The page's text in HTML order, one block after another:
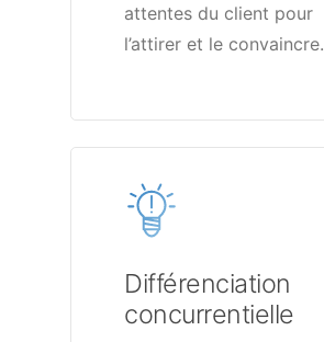
attentes du client pour
l’attirer et le convaincre.
Différenciation
concurrentielle